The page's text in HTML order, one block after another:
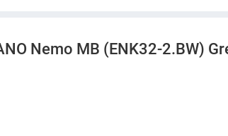
на момент оформления заказа.
Nemo MB (ENK32-2.BW)